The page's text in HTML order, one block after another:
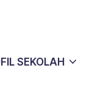
SEKOLAH